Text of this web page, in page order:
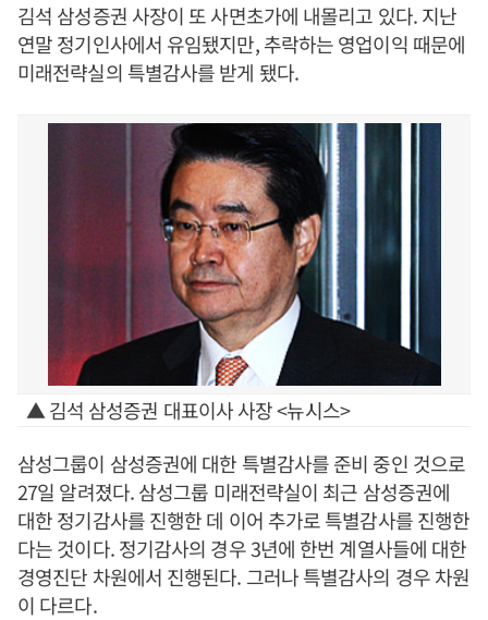
김석 삼성증권 사장이 또 사면초가에 내몰리고 있다. 지난
연말 정기인사에서 유임됐지만, 추락하는 영업이익 때문에
미래전략실의 특별감사를 받게 됐다.
▲ 김석 삼성증권 대표이사 사장 <뉴시스>
삼성그룹이 삼성증권에 대한 특별감사를 준비 중인 것으로
27일 알려졌다. 삼성그룹 미래전략실이 최근 삼성증권에
대한 정기감사를 진행한 데 이어 추가로 특별감사를 진행한
다는 것이다. 정기감사의 경우 3년에 한번 계열사들에 대한
경영진단 차원에서 진행된다. 그러나 특별감사의 경우 차원
이 다르다.